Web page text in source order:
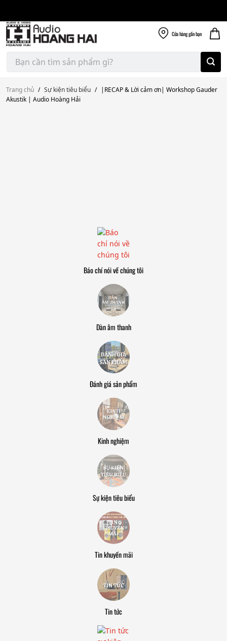
content
Cửa hànggần bạn
Tìm
kiếm:
Trang chủ / Sự kiện tiêu biểu / |RECAP & Lời cảm ơn| Workshop Gauder
Akustik | Audio Hoàng Hải
Báo chí nói về chúng tôi
Dàn âm thanh
Đánh giá sản phẩm
Kinh nghiệm
Sự kiện tiêu biểu
Tin khuyến mãi
Tin tức